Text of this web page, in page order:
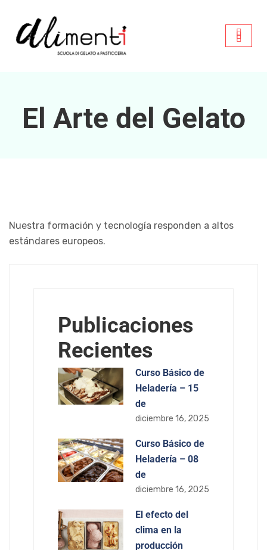
El Arte del Gelato
Nuestra formación y tecnología responden a altos
estándares europeos.
Publicaciones
Recientes
Curso Básico de
Heladería – 15
de
diciembre 16, 2025
Curso Básico de
Heladería – 08
de
diciembre 16, 2025
El efecto del
clima en la
producción